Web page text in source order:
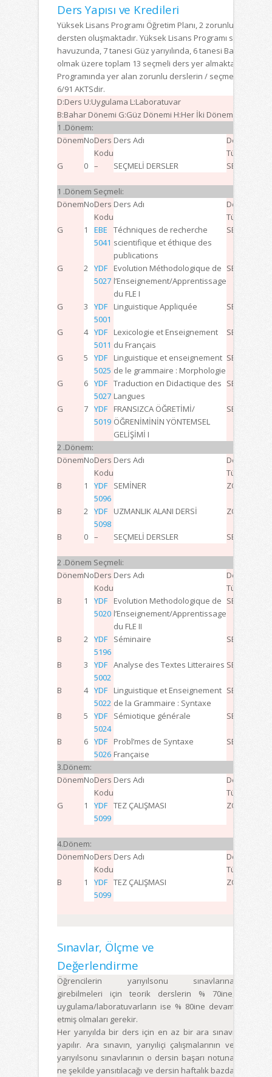
Ders Yapısı ve Kredileri
Yüksek Lisans Programı Öğretim Planı, 2 zorunlu ve 13
dersten oluşmaktadır. Yüksek Lisans Programı seçmeli
havuzunda, 7 tanesi Güz yarıyılında, 6 tanesi Bahar
olmak üzere toplam 13 seçmeli ders yer almaktadır.
Programında yer alan zorunlu derslerin / seçmeli derslere
6/91 AKTSdir.
D:Ders U:Uygulama L:Laboratuvar
B:Bahar Dönemi G:Güz Dönemi H:Her İki Dönem
1 .Dönem:
DönemNoDers
Kodu
Ders Adı
Ders
Türü
G 0 – SEÇMELİ DERSLER SEÇMELİ
1 .Dönem Seçmeli:
DönemNoDers
Kodu
Ders Adı
Ders
Türü
G 1
EBE
5041
Téchniques de recherche
scientifique et éthique des
publications
SEÇMELİ
G 2 YDF
5027
Evolution Méthodologique de
l’Enseignement/Apprentissage
du FLE I
SEÇMELİ
G 3
YDF
5001
Linguistique Appliquée SEÇMELİ
G 4 YDF
5011
Lexicologie et Enseignement
du Français
SEÇMELİ
G 5
YDF
5025
Linguistique et enseignement
de le grammaire : Morphologie
SEÇMELİ
G 6 YDF
5027
Traduction en Didactique des
Langues
SEÇMELİ
G 7 YDF
5019
FRANSIZCA ÖĞRETİMİ/
ÖĞRENİMİNİN YÖNTEMSEL
GELİŞİMİ I
SEÇMELİ
2 .Dönem:
DönemNoDers
Kodu
Ders Adı
Ders
Türü
B 1
YDF
5096
SEMİNER ZORUNLU
B 2 YDF
5098
UZMANLIK ALANI DERSİ ZORUNLU
B 0 – SEÇMELİ DERSLER SEÇMELİ
2 .Dönem Seçmeli:
DönemNoDers
Kodu
Ders Adı
Ders
Türü
B 1
YDF
5020
Evolution Methodologique de
l’Enseignement/Apprentissage
du FLE II
SEÇMELİ
B 2 YDF
5196
Séminaire SEÇMELİ
B 3
YDF
5002
Analyse des Textes Litteraires SEÇMELİ
B 4 YDF
5022
Linguistique et Enseignement
de la Grammaire : Syntaxe
SEÇMELİ
B 5
YDF
5024
Sémiotique générale SEÇMELİ
B 6 YDF
5026
Probl’mes de Syntaxe
Française
SEÇMELİ
3.Dönem:
DönemNoDers
Kodu
Ders Adı
Ders
Türü
G 1
YDF
5099
TEZ ÇALIŞMASI ZORUNLU
4.Dönem:
DönemNoDers
Kodu
Ders Adı
Ders
Türü
B 1
YDF
5099
TEZ ÇALIŞMASI ZORUNLU
Sınavlar, Ölçme ve
Değerlendirme
Öğrencilerin yarıyılsonu sınavlarına
girebilmeleri için teorik derslerin % 70ine,
uygulama/laboratuvarların ise % 80ine devam
etmiş olmaları gerekir.
Her yarıyılda bir ders için en az bir ara sınavı
yapılır. Ara sınavın, yarıyıliçi çalışmalarının ve
yarıyılsonu sınavlarının o dersin başarı notuna
ne şekilde yansıtılacağı ve dersin haftalık bazda